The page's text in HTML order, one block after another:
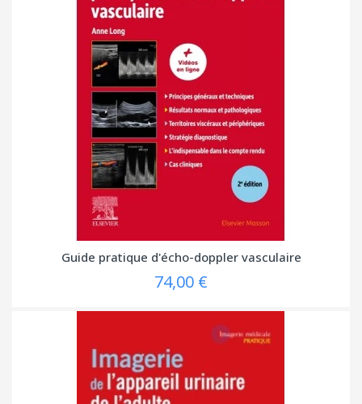
Guide pratique d'écho-doppler vasculaire
74,00 €